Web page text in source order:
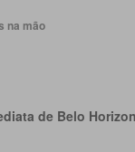
na mão
de Belo